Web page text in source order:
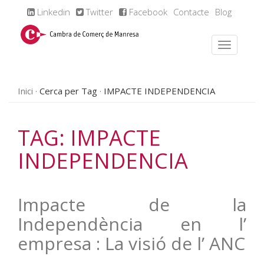
Linkedin Twitter Facebook Contacte Blog
Inici Cerca per Tag IMPACTE INDEPENDENCIA
TAG: IMPACTE
INDEPENDENCIA
Impacte de la
Independència en l’
empresa : La visió de l’ ANC